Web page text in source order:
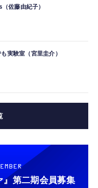
佐藤由紀子）
実験室（宮里圭介）
第二期会員募集